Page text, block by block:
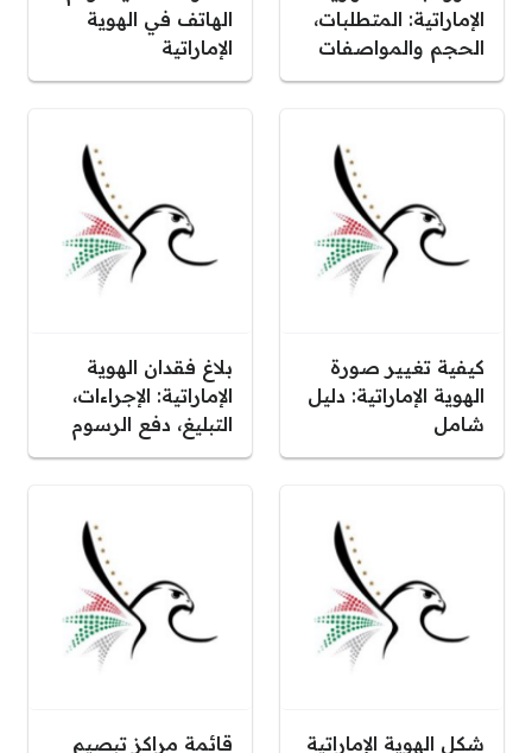
الإماراتية: المتطلبات،
الحجم والمواصفات
الهاتف في الهوية
الإماراتية
كيفية تغيير صورة
الهوية الإماراتية: دليل
شامل
بلاغ فقدان الهوية
الإماراتية: الإجراءات،
التبليغ، دفع الرسوم
شكل الهوية الإماراتية
قائمة مراكز تبصيم